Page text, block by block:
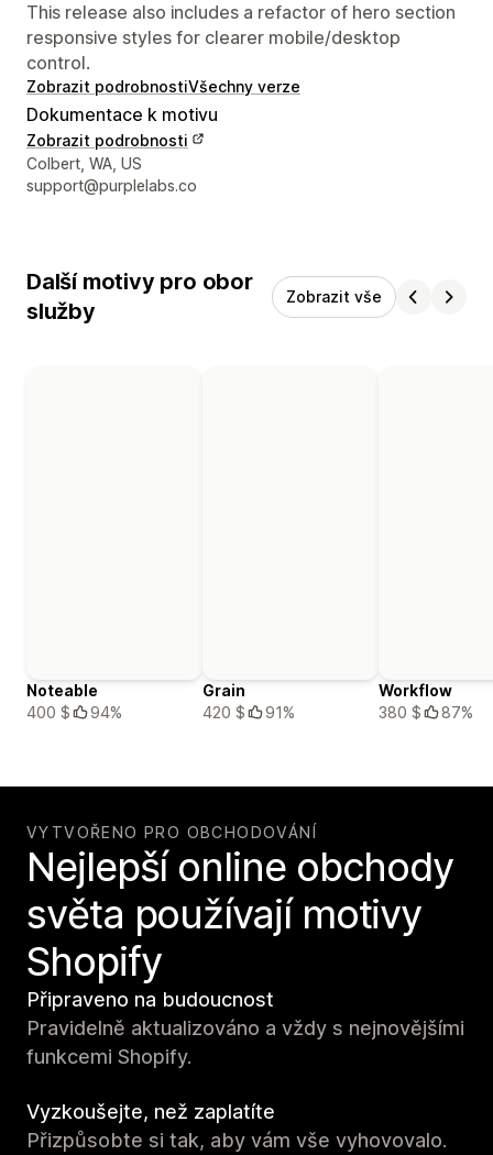
This release also includes a refactor of hero section
responsive styles for clearer mobile/desktop
control.
Zobrazit podrobnostiVšechny verze
Dokumentace k motivu
Zobrazit podrobnosti
Kontaktní údaje designéra
Colbert, WA, US
support@purplelabs.co
Další motivy pro obor
služby
Zobrazit vše
Noteable
400 $
94%
Grain
420 $
91%
Workflow
380 $
87%
VYTVOŘENO PRO OBCHODOVÁNÍ
Nejlepší online obchody
světa používají motivy
Shopify
Připraveno na budoucnost
Pravidelně aktualizováno a vždy s nejnovějšími
funkcemi Shopify.
Vyzkoušejte, než zaplatíte
Přizpůsobte si tak, aby vám vše vyhovovalo.